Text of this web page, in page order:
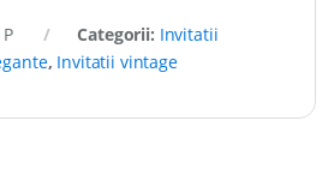
Categorii: Invitatii
, Invitatii vintage